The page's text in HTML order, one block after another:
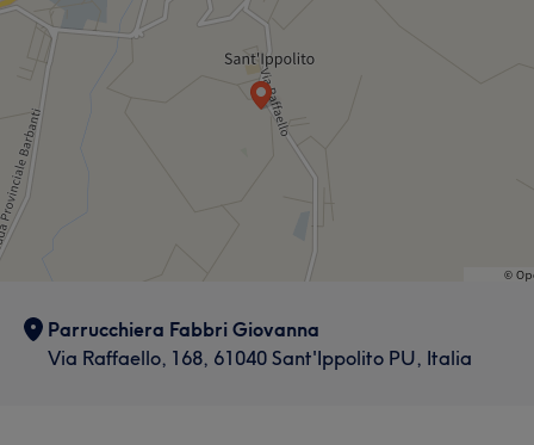
Parrucchiera Fabbri Giovanna
Via Raffaello, 168, 61040 Sant'Ippolito PU, Italia